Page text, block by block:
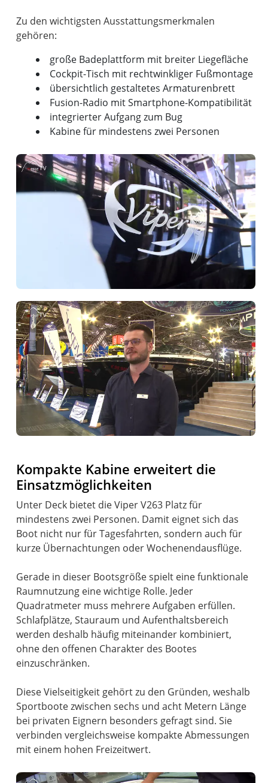
Zu den wichtigsten Ausstattungsmerkmalen
große Badeplattform mit breiter Liegefläche
Cockpit-Tisch mit rechtwinkliger Fußmontage
übersichtlich gestaltetes Armaturenbrett
Fusion-Radio mit Smartphone-Kompatibilität
integrierter Aufgang zum Bug
Kabine für mindestens zwei Personen
Kompakte Kabine erweitert die
Einsatzmöglichkeiten
Unter Deck bietet die Viper V263 Platz für
mindestens zwei Personen. Damit eignet sich das
Boot nicht nur für Tagesfahrten, sondern auch für
kurze Übernachtungen oder Wochenendausflüge.
Gerade in dieser Bootsgröße spielt eine funktionale
Raumnutzung eine wichtige Rolle. Jeder
Quadratmeter muss mehrere Aufgaben erfüllen.
Schlafplätze, Stauraum und Aufenthaltsbereich
werden deshalb häufig miteinander kombiniert,
ohne den offenen Charakter des Bootes
einzuschränken.
Diese Vielseitigkeit gehört zu den Gründen, weshalb
Sportboote zwischen sechs und acht Metern Länge
bei privaten Eignern besonders gefragt sind. Sie
verbinden vergleichsweise kompakte Abmessungen
mit einem hohen Freizeitwert.